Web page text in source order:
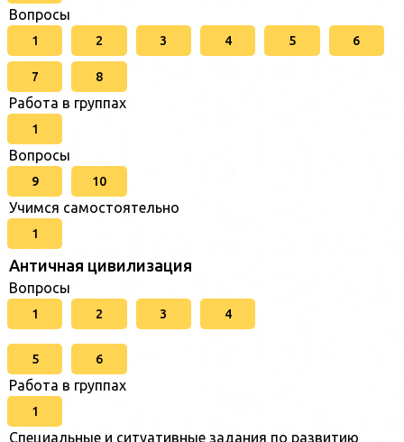
Вопросы
1 2 3 4 5 6
7 8
Работа в группах
1
Вопросы
9 10
Учимся самостоятельно
1
Античная цивилизация
Вопросы
1 2 3 4
5 6
Работа в группах
1
Специальные и ситуативные задания по развитию